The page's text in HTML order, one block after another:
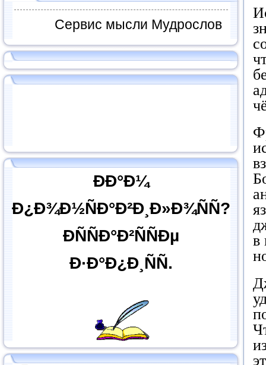
Сервис мысли Мудрослов
ÐÐ°Ð¼
Ð¿Ð¾Ð½ÑÐ°Ð²Ð¸Ð»Ð¾ÑÑ?
ÐÑÑÐ°Ð²ÑÑÐµ
Ð·Ð°Ð¿Ð¸ÑÑ.
в